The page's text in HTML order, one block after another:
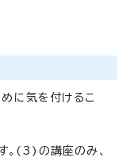
めに気を付けるこ
(3)の講座のみ、